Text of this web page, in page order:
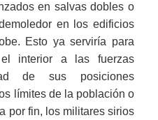
en salvas dobles o
en los edificios
Esto ya serviría para
interior a las fuerzas
de sus posiciones
límites de la población o
por fin, los militares sirios